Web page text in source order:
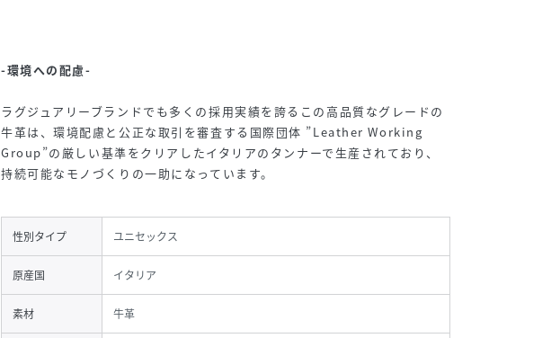
-環境への配慮-
ラグジュアリーブランドでも多くの採用実績を誇るこの高品質なグレードの
牛革は、環境配慮と公正な取引を審査する国際団体 ”Leather Working
Group”の厳しい基準をクリアしたイタリアのタンナーで生産されており、
持続可能なモノづくりの一助になっています。
性別タイプ ユニセックス
原産国 イタリア
素材 牛革